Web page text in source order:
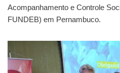
Acompanhamento e Controle
FUNDEB) em Pernambuco.